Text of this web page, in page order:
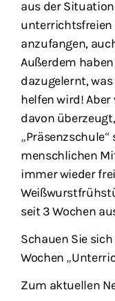
aus der
unterrichtsfreien
anzufangen,
Außerdem
dazugelernt,
helfen wird!
davon
menschlichen
immer wieder
seit 3 Wochen
Schauen Sie
Wochen
Zum aktuellen